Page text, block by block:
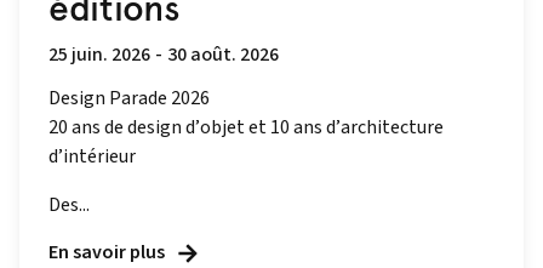
25 juin. 2026 - 30 août. 2026
Design Parade 2026
20 ans de design d’objet et 10 ans d’architecture
d’intérieur
Des...
En savoir plus